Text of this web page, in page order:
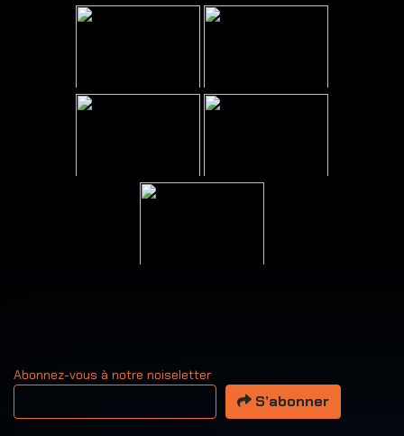
Abonnez-vous à notre noiseletter
Votre adresse email
S’abonner